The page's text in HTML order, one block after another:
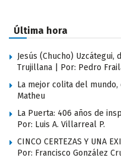
Última hora
Jesús (Chucho)
Trujillana | Por: Pedro
La mejor colita del
Matheu
La Puerta: 406 años de
Por: Luis A. Villarreal P.
CINCO CERTEZAS Y UNA
Por: Francisco González